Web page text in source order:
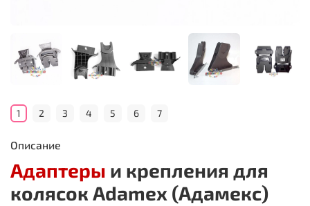
1 2 3 4 5 6 7
Описание
Адаптеры и крепления для
колясок Adamex (Адамекс)